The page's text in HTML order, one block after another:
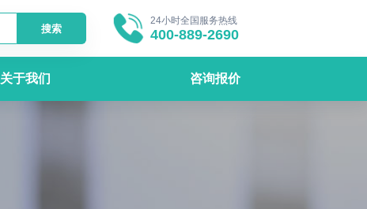
搜索
24小时全国服务热线
400-889-2690
关于我们 咨询报价